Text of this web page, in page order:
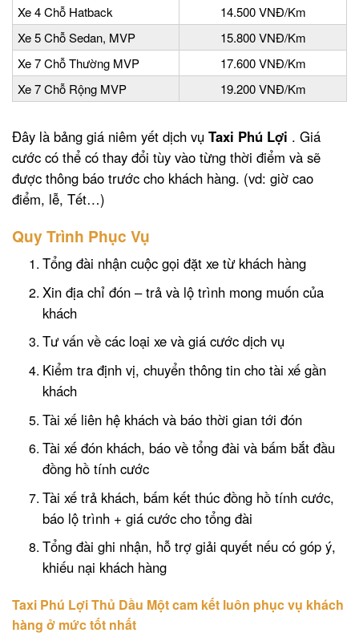
Xe 4 Chỗ Hatback
14.500 VNĐ/Km
Xe 5 Chỗ Sedan, MVP
15.800 VNĐ/Km
Xe 7 Chỗ Thường MVP
17.600 VNĐ/Km
Xe 7 Chỗ Rộng MVP
19.200 VNĐ/Km
Đây là bảng giá niêm yết dịch vụ Taxi Phú Lợi . Giá
cước có thể có thay đổi tùy vào từng thời điểm và sẽ
được thông báo trước cho khách hàng. (vd: giờ cao
điểm, lễ, Tết…)
Quy Trình Phục Vụ
Tổng đài nhận cuộc gọi đặt xe từ khách hàng
Xin địa chỉ đón – trả và lộ trình mong muốn của
khách
Tư vấn về các loại xe và giá cước dịch vụ
Kiểm tra định vị, chuyển thông tin cho tài xế gần
khách
Tài xế liên hệ khách và báo thời gian tới đón
Tài xế đón khách, báo về tổng đài và bấm bắt đầu
đồng hồ tính cước
Tài xế trả khách, bấm kết thúc đồng hồ tính cước,
báo lộ trình + giá cước cho tổng đài
Tổng đài ghi nhận, hỗ trợ giải quyết nếu có góp ý,
khiếu nại khách hàng
Taxi Phú Lợi Thủ Dầu Một cam kết luôn phục vụ khách
hàng ở mức tốt nhất